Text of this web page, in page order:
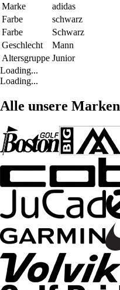
Marke
adidas
Farbe
schwarz
Farbe
Schwarz
Geschlecht
Mann
Altersgruppe Junior
Loading...
Loading...
Alle unsere Marken